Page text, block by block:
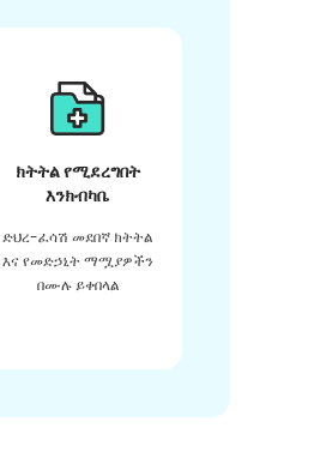
ክትትል የሚደረግበት
እንክብካቤ
ድህረ-ፈሳሽ መደበኛ ክትትል
እና የመድኃኒት ማሟያዎችን
በሙሉ ይቀበላል